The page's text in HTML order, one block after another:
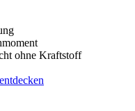
ohne Kraftstoff